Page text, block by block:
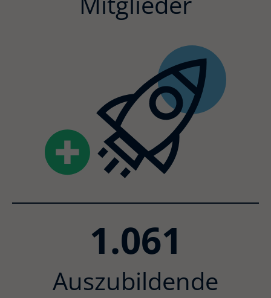
1.061
Auszubildende